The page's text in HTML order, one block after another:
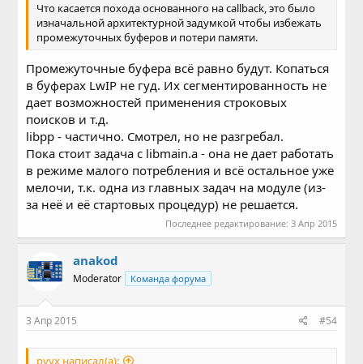
Что касается похода основанного на callback, это было
изначальной архитектурной задумкой чтобы избежать
промежуточных буферов и потери памяти.
Промежуточные буфера всё равно будут. Копаться
в буферах LwIP не гуд. Их сегментированность не
дает возможностей применения строковых
поисков и т.д.
libpp - частично. Смотрел, но не разгребал.
Пока стоит задача с libmain.a - она не дает работать
в режиме малого потребления и всё остальное уже
мелочи, т.к. одна из главных задач на модуле (из-
за неё и её стартовых процедур) не решается.
Последнее редактирование: 3 Апр 2015
anakod
Moderator Команда форума
3 Апр 2015 #54
pvvx написал(а):